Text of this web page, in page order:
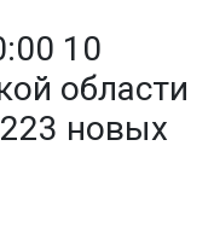
10
области
новых